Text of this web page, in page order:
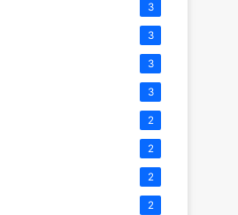
3
3
3
3
2
2
2
2